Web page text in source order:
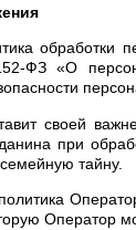
обработки
ФЗ «О
своей
при
тайну.
Оператор